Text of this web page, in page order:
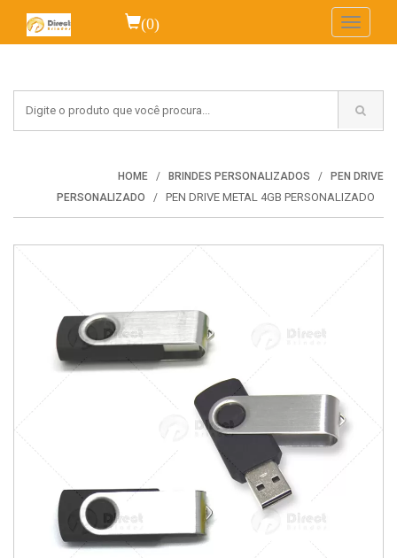
(0)
Toggle
HOME BRINDES PERSONALIZADOS
PEN DRIVE
PERSONALIZADO
PEN DRIVE METAL 4GB PERSONALIZADO